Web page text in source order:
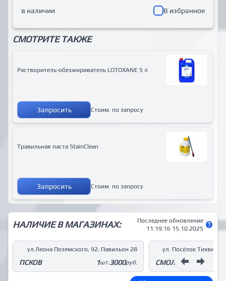
в наличии В избранное
СМОТРИТЕ ТАКЖЕ
Растворитель-обезжириватель LOTOXANE 5 л
Запросить Стоим. по запросу
Травильная паста StainClean
Запросить Стоим. по запросу
НАЛИЧИЕ В МАГАЗИНАХ:
Последнее обновление
11:19:16 15.10.2025
ул.Леона Поземского, 92, Павильон 28
ПСКОВ 1шт.3000руб.
ул. Посёлок
СМОЛЕНСК